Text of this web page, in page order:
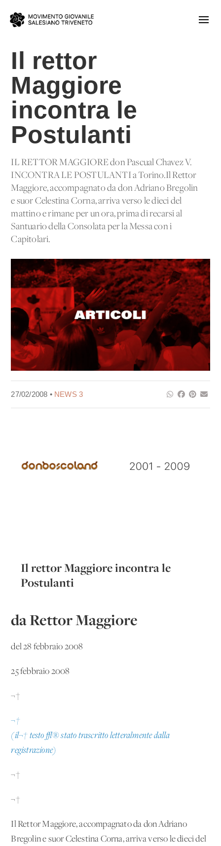
Il rettor
Maggiore
incontra le
Postulanti
IL RETTOR MAGGIORE don Pascual Chavez V.
INCONTRA LE POSTULANTI a Torino.Il Rettor
Maggiore, accompagnato da don Adriano Bregolin
e suor Celestina Corna, arriva verso le dieci del
mattino e rimane per un'ora, prima di recarsi al
Santuario della Consolata per la Messa con i
Capitolari.
27/02/2008 • NEWS 3
Il rettor Maggiore incontra le
Postulanti
da Rettor Maggiore
del 28 febbraio 2008
25 febbraio 2008
¬†
¬†
(il¬† testo √® stato trascritto letteralmente dalla
registrazione)
¬†
¬†
Il Rettor Maggiore, accompagnato da don Adriano
Bregolin e suor Celestina Corna, arriva verso le dieci del